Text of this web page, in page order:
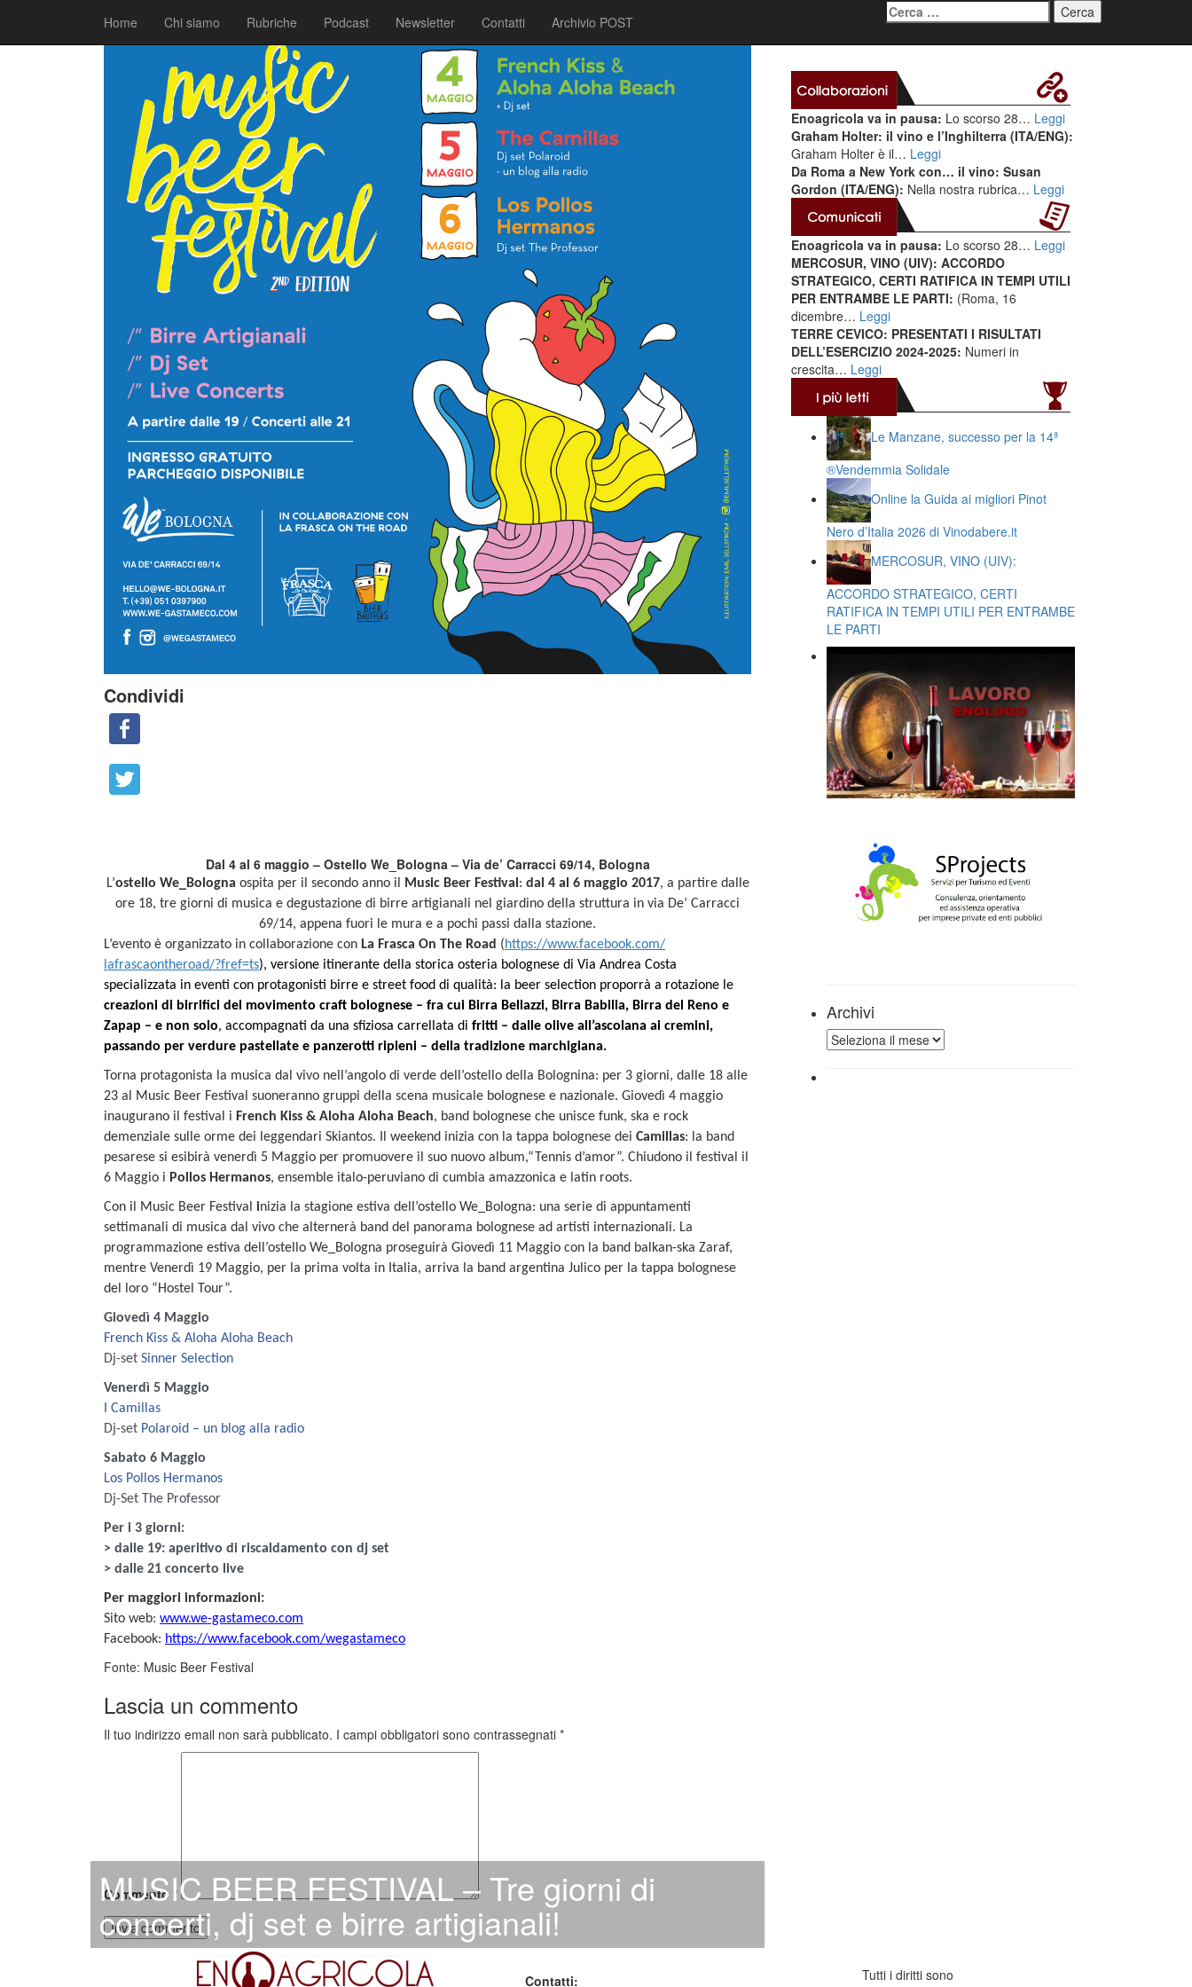
Home Chi siamo Rubriche Podcast Newsletter Contatti Archivio POST
Ricerca
per:
MUSIC BEER FESTIVAL – Tre giorni di
concerti, dj set e birre artigianali!
Condividi
Dal 4 al 6 maggio – Ostello We_Bologna – Via de’ Carracci 69/14, Bologna
L’ostello We_Bologna ospita per il secondo anno il Music Beer Festival : dal 4 al 6 maggio 2017, a partire dalle
ore 18, tre giorni di musica e degustazione di birre artigianali nel giardino della struttura in via De’ Carracci
69/14, appena fuori le mura e a pochi passi dalla stazione.
L’evento è organizzato in collaborazione con La Frasca On The Road (https://www.facebook.com/
lafrascaontheroad/?fref=ts), versione itinerante della storica osteria bolognese di Via Andrea Costa
specializzata in eventi con protagonisti birre e street food di qualità: la beer selection proporrà a rotazione le
creazioni di birrifici del movimento craft bolognese – fra cui Birra Bellazzi, Birra Babilia, Birra del Reno e
Zapap – e non solo, accompagnati da una sfiziosa carrellata di fritti – dalle olive all’ascolana ai cremini,
passando per verdure pastellate e panzerotti ripieni – della tradizione marchigiana.
Torna protagonista la musica dal vivo nell’angolo di verde dell’ostello della Bolognina: per 3 giorni, dalle 18 alle
23 al Music Beer Festival suoneranno gruppi della scena musicale bolognese e nazionale. Giovedì 4 maggio
inaugurano il festival i French Kiss & Aloha Aloha Beach, band bolognese che unisce funk, ska e rock
demenziale sulle orme dei leggendari Skiantos. Il weekend inizia con la tappa bolognese dei Camillas: la band
pesarese si esibirà venerdì 5 Maggio per promuovere il suo nuovo album,“Tennis d’amor”. Chiudono il festival il
6 Maggio i Pollos Hermanos, ensemble italo-peruviano di cumbia amazzonica e latin roots.
Con il Music Beer Festival inizia la stagione estiva dell’ostello We_Bologna: una serie di appuntamenti
settimanali di musica dal vivo che alternerà band del panorama bolognese ad artisti internazionali. La
programmazione estiva dell’ostello We_Bologna proseguirà Giovedì 11 Maggio con la band balkan-ska Zaraf,
mentre Venerdì 19 Maggio, per la prima volta in Italia, arriva la band argentina Julico per la tappa bolognese
del loro “Hostel Tour”.
Giovedì 4 Maggio
French Kiss & Aloha Aloha Beach
Dj-set Sinner Selection
Venerdì 5 Maggio
I Camillas
Dj-set Polaroid – un blog alla radio
Sabato 6 Maggio
Los Pollos Hermanos
Dj-Set The Professor
Per i 3 giorni:
> dalle 19: aperitivo di riscaldamento con dj set
> dalle 21 concerto live
Per maggiori informazioni:
Sito web: www.we-gastameco.com
Facebook: https://www.facebook.com/wegastameco
Fonte: Music Beer Festival
Lascia un commento
Il tuo indirizzo email non sarà pubblicato. I campi obbligatori sono contrassegnati *
Commento *
Enoagricola va in pausa: Lo scorso 28… Leggi
Graham Holter: il vino e l’Inghilterra (ITA/ENG):
Graham Holter è il… Leggi
Da Roma a New York con… il vino: Susan
Gordon (ITA/ENG): Nella nostra rubrica… Leggi
Enoagricola va in pausa: Lo scorso 28… Leggi
MERCOSUR, VINO (UIV): ACCORDO
STRATEGICO, CERTI RATIFICA IN TEMPI UTILI
PER ENTRAMBE LE PARTI: (Roma, 16
dicembre… Leggi
TERRE CEVICO: PRESENTATI I RISULTATI
DELL’ESERCIZIO 2024-2025: Numeri in
crescita… Leggi
Le Manzane, successo per la 14ª
®️Vendemmia Solidale
Online la Guida ai migliori Pinot
Nero d’Italia 2026 di Vinodabere.it
MERCOSUR, VINO (UIV):
ACCORDO STRATEGICO, CERTI
RATIFICA IN TEMPI UTILI PER ENTRAMBE
LE PARTI
Archivi
Archivi
Contatti:
Tutti i diritti sono